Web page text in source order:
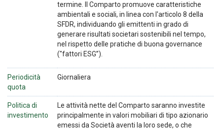
termine. Il Comparto promuove caratteristiche
ambientali e sociali, in linea con l'articolo 8 della
SFDR, individuando gli emittenti in grado di
generare risultati societari sostenibili nel tempo,
nel rispetto delle pratiche di buona governance
("fattori ESG”).
Periodicità
quota
Giornaliera
Politica di
investimento
Le attività nette del Comparto saranno investite
principalmente in valori mobiliari di tipo azionario
emessi da Società aventi la loro sede, o che